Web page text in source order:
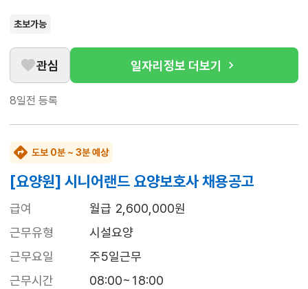
초보가능
관심 일자리정보 더보기
8일전 등록
도보 0분 ~ 3분 예상
[요양원] 시니어랜드 요양보호사 채용공고
급여
월급 2,600,000원
근무유형
시설요양
근무요일
주5일근무
근무시간
08:00~18:00